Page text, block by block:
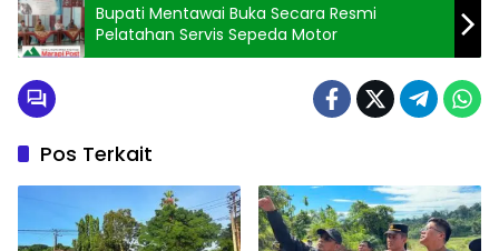
Bupati Mentawai Buka Secara Resmi
Pelatahan Servis Sepeda Motor
Pos Terkait